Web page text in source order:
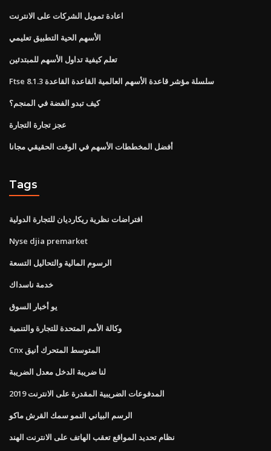
اعادة تمويل الشركات على الانترنت
الأسهم الحية التطبيق تعليمي
تعلم كيفية تداول الأسهم للمبتدئين
Ftse سلسلة مؤشر قاعدة الأسهم العالمية القاعدة القاعدة 8.1.3
كيف تبدو الفضة في المنجم؟
عجز تجارة التجارة
أفضل المخططات الأسهم في الوقت الحقيقي مجانا
Tags
افتراضات نظرية ريكارديان للتجارة الدولية
Nyse djia premarket
الرسوم المالية والتحاليل التسعة
خدمة ناسداك
يو أخبار السوق
وكالة الأمم المتحدة للتجارة والتنمية
Cnx المتوسط ​​المتحرك أنيق
لنا ضريبة الدخل معدل الضريبة
المدفوعات الضريبية المقدرة على الانترنت 2019
الرسم البياني النمو سمك القرش ماكو
نظام تحديد المواقع تعقب الهاتف على الانترنت الهند